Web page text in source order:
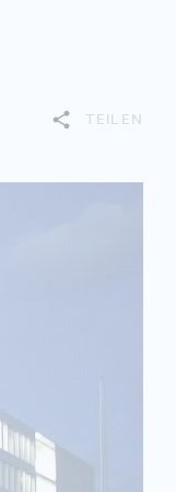
TEILEN